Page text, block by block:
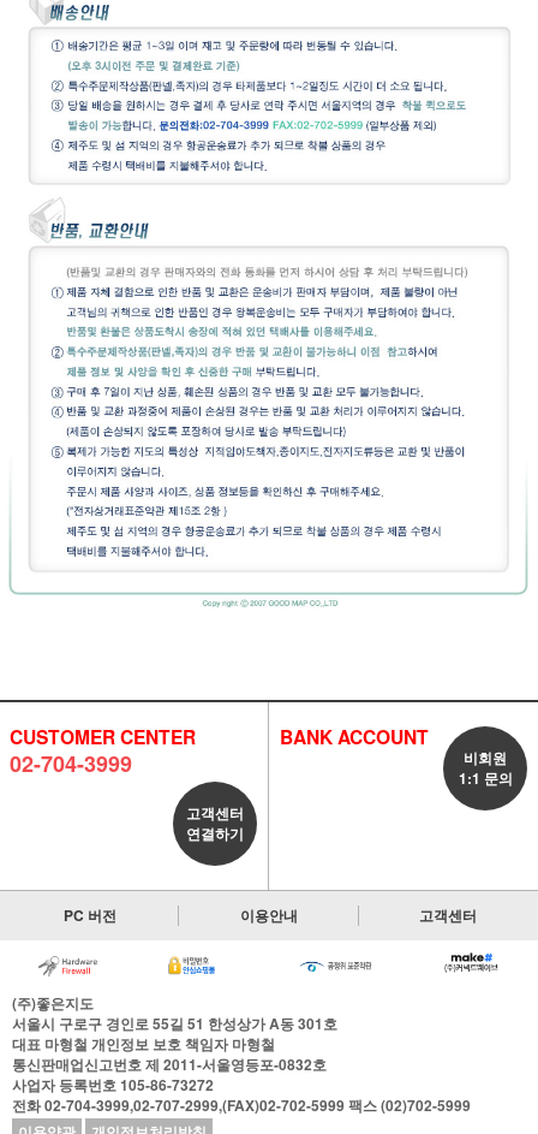
CUSTOMER CENTER
02-704-3999
고객센터
연결하기
BANK ACCOUNT
비회원
1:1 문의
PC 버전 이용안내 고객센터
(주)좋은지도
서울시 구로구 경인로 55길 51 한성상가 A동 301호
대표 마형철 개인정보 보호 책임자마형철
통신판매업신고번호제 2011-서울영등포-0832호
사업자 등록번호105-86-73272
전화02-704-3999,02-707-2999,(FAX)02-702-5999팩스(02)702-5999